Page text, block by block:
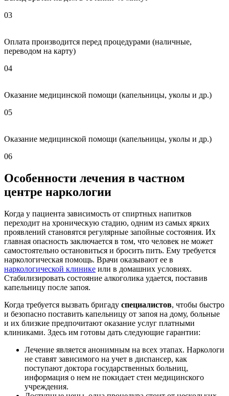
03
Оплата производится перед процедурами (наличные,
переводом на карту)
04
Оказание медицинской помощи (капельницы, уколы и др.)
05
Оказание медицинской помощи (капельницы, уколы и др.)
06
Особенности лечения в частном
центре наркологии
Когда у пациента зависимость от спиртных напитков
переходит на хроническую стадию, одним из самых ярких
проявлений становятся регулярные запойные состояния. Их
главная опасность заключается в том, что человек не может
самостоятельно остановиться и бросить пить. Ему требуется
наркологическая помощь. Врачи оказывают ее в
наркологической клинике или в домашних условиях.
Стабилизировать состояние алкоголика удается, поставив
капельницу после запоя.
Когда требуется вызвать бригаду специалистов, чтобы быстро
и безопасно поставить капельницу от запоя на дому, больные
и их близкие предпочитают оказание услуг платными
клиниками. Здесь им готовы дать следующие гарантии:
Лечение является анонимным на всех этапах. Наркологи
не ставят зависимого на учет в диспансер, как
поступают доктора государственных больниц,
информация о нем не покидает стен медицинского
учреждения.